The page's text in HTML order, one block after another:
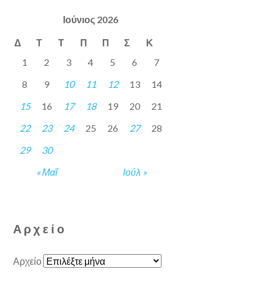
Ιούνιος 2026
Δ Τ Τ Π Π Σ Κ
« Μαΐ Ιούλ »
1 2 3 4 5 6
7
8
9 10 11 12 13
14
15
16 17 18 19 20
21
22
23 24 25 26 27
28
29
30
Αρχείο
Αρχείο